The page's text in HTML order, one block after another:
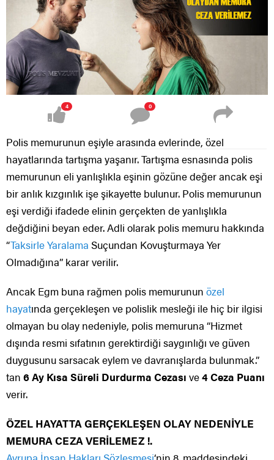
4 0
Polis memurunun eşiyle arasında evlerinde, özel
hayatlarında tartışma yaşanır. Tartışma esnasında polis
memurunun eli yanlışlıkla eşinin gözüne değer ancak eşi
bir anlık kızgınlık işe şikayette bulunur. Polis memurunun
eşi verdiği ifadede elinin gerçekten de yanlışlıkla
değdiğini beyan eder. Adli olarak polis memuru hakkında
“Taksirle Yaralama Suçundan Kovuşturmaya Yer
Olmadığına” karar verilir.
Ancak Egm buna rağmen polis memurunun özel
hayatında gerçekleşen ve polislik mesleği ile hiç bir ilgisi
olmayan bu olay nedeniyle, polis memuruna “Hizmet
dışında resmi sıfatının gerektirdiği saygınlığı ve güven
duygusunu sarsacak eylem ve davranışlarda bulunmak.”
tan 6 Ay Kısa Süreli Durdurma Cezası ve4 Ceza Puanı
verir.
ÖZEL HAYATTA GERÇEKLEŞEN OLAY NEDENİYLE
MEMURA CEZA VERİLEMEZ !.